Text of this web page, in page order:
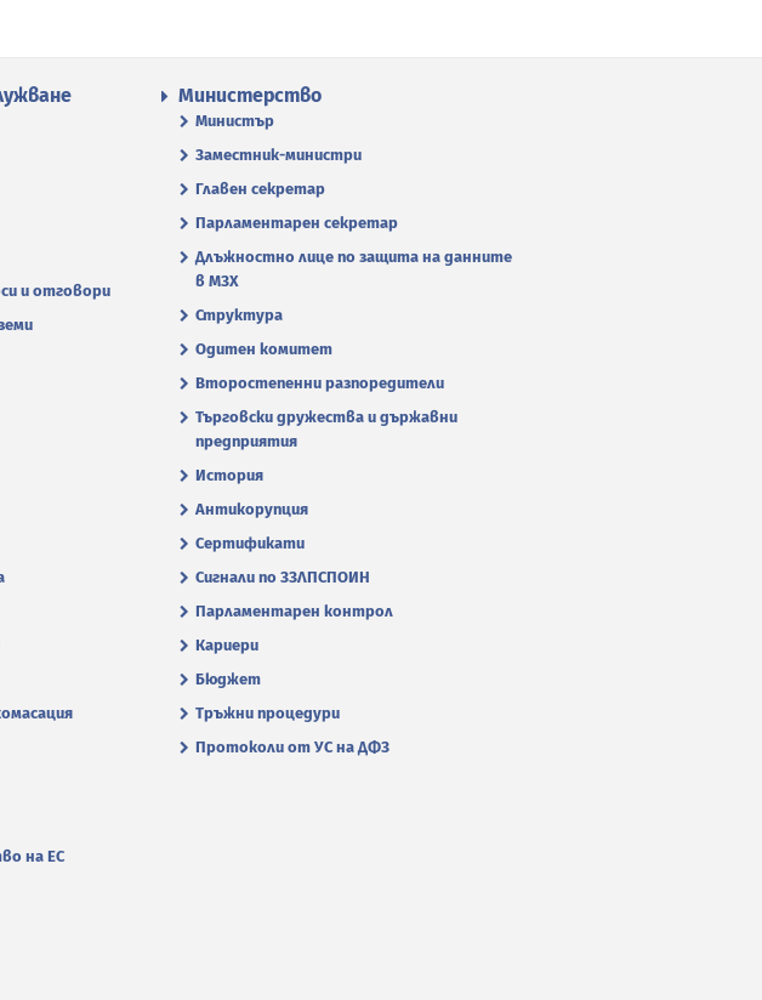
и отговори
Министерство
Министър
Заместник-министри
Главен секретар
Парламентарен секретар
Длъжностно лице по защита на данните
в МЗХ
Структура
Одитен комитет
Второстепенни разпоредители
Търговски дружества и държавни
предприятия
История
Антикорупция
Сертификати
Сигнали по ЗЗЛПСПОИН
Парламентарен контрол
Кариери
Бюджет
Тръжни процедури
Протоколи от УС на ДФЗ
на ЕС